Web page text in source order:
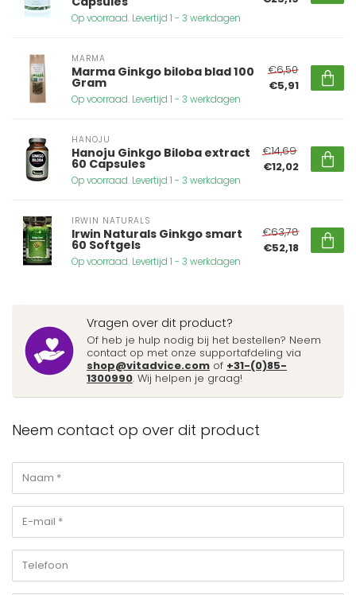
Op voorraad. Levertijd 1 - 3 werkdagen
MARMA
Marma Ginkgo biloba blad 100
Gram
Op voorraad. Levertijd 1 - 3 werkdagen
€6,50
€5,91
HANOJU
Hanoju Ginkgo Biloba extract
60 Capsules
Op voorraad. Levertijd 1 - 3 werkdagen
€14,69
€12,02
IRWIN NATURALS
Irwin Naturals Ginkgo smart
60 Softgels
Op voorraad. Levertijd 1 - 3 werkdagen
€63,78
€52,18
Vragen over dit product?
Of heb je hulp nodig bij het bestellen? Neem
contact op met onze supportafdeling via
shop@vitadvice.com of +31-(0)85-
1300990. Wij helpen je graag!
Neem contact op over dit product